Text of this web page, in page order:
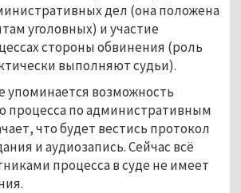
дел (она положена
уголовных) и участие
стороны обвинения (роль
выполняют судьи).
упоминается возможность
процесса по административным
что будет вестись протокол
и аудиозапись. Сейчас всё
процесса в суде не имеет